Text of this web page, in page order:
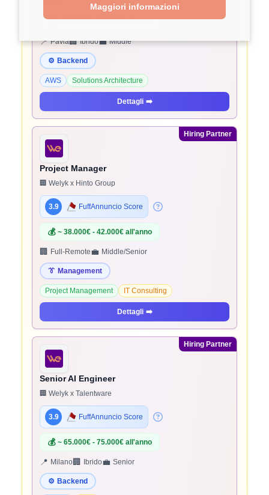
Maggiori informazioni
💰 ~ 45.000€ - 45.000€ all'anno
📍 Pavia🏢 Ibrido💼 Middle
⚙️ Backend
AWS Solutions Architecture
Dettagli ➡️
Hiring Partner
Project Manager
🏢 Welyk x Hinto Group
3.9 FuffAnnuncio Score
💰 ~ 38.000€ - 42.000€ all'anno
🏢 Full-Remote💼 Middle/Senior
👔 Management
Project Management IT Consulting
Dettagli ➡️
Hiring Partner
Senior AI Engineer
🏢 Welyk x Talentware
3.9 FuffAnnuncio Score
💰 ~ 65.000€ - 75.000€ all'anno
📍 Milano🏢 Ibrido💼 Senior
⚙️ Backend